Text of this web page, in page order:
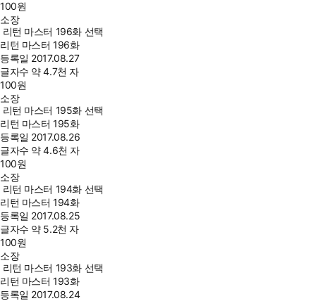
100원
소장
리턴 마스터 196화 선택
리턴 마스터 196화
등록일 2017.08.27
글자수 약 4.7천 자
100원
소장
리턴 마스터 195화 선택
리턴 마스터 195화
등록일 2017.08.26
글자수 약 4.6천 자
100원
소장
리턴 마스터 194화 선택
리턴 마스터 194화
등록일 2017.08.25
글자수 약 5.2천 자
100원
소장
리턴 마스터 193화 선택
리턴 마스터 193화
등록일 2017.08.24